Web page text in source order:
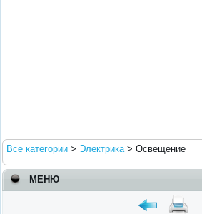
Все категории > Электрика> Освещение
МЕНЮ